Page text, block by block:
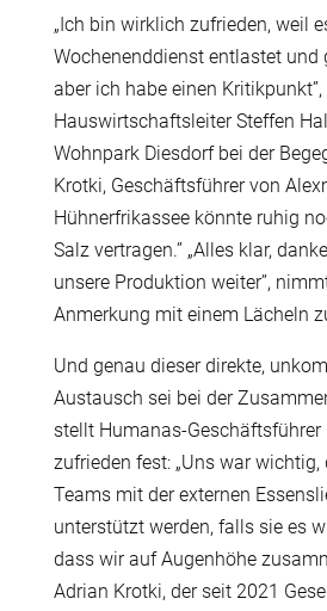
„Ich bin wirklich zufrieden, weil
Wochenenddienst entlastet und
aber ich habe einen
Hauswirtschaftsleiter Steffen
Wohnpark Diesdorf bei der
Krotki, Geschäftsführer von
Hühnerfrikassee könnte ruhig
Salz vertragen.” „Alles klar,
unsere Produktion weiter”,
Anmerkung mit einem Lächeln
Und genau dieser direkte,
Austausch sei bei der
stellt Humanas-
zufrieden fest: „Uns war wichtig,
Teams mit der externen
unterstützt werden, falls sie es
dass wir auf Augenhöhe
Adrian Krotki, der seit 2021